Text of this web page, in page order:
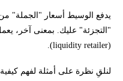
يدفع الوسيط أسعار "الجملة"
(liquidity retailer).
لنلقِ نظرة على أمثلة لفهم